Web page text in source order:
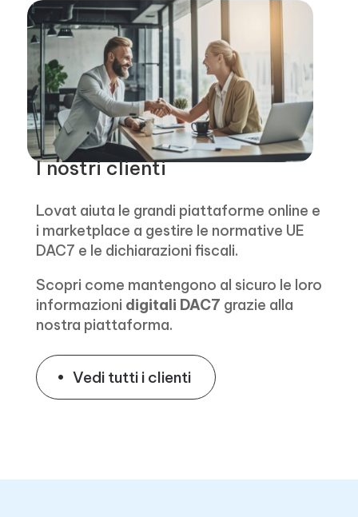
I nostri clienti
Lovat aiuta le grandi piattaforme online e
i marketplace a gestire le normative UE
DAC7 e le dichiarazioni fiscali.
Scopri come mantengono al sicuro le loro
informazioni digitali DAC7 grazie alla
nostra piattaforma.
Vedi tutti i clienti